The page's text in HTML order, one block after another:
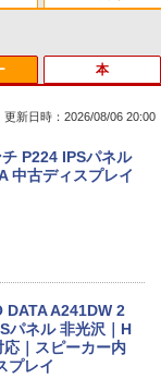
フホワイト
ラック
5 ミッドナイトブ
Milli, ATL Jacob
Milli, ATL Jacob
・ろ・は・す 2L P
レス 500ml ×24本
含有 水 ミネラル
レス 2L×9本
ジタル版ビッグガ
(角川コミックス・
クロ版 39 (ジャンプ
】【新生活応援・
】富士通 MU
1TB/13.3型/
コン Microsoft S
ポイント5倍】中
Core i7 第9世代
ース Windows1
フルセット 21.
更新日時：2026/08/06 20:00
P224 IPSパネル
中古ディスプレイ
DATA A241DW 2
パネル 非光沢｜H
｜スピーカー内
プレイ
本